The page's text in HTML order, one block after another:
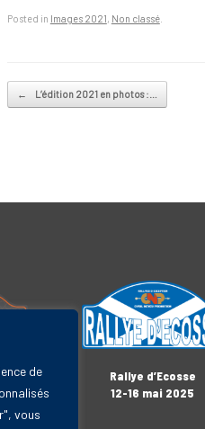
de
vous
Posted in Images 2021, Non classé.
Post navigation
← L’édition 2021 en photos :…
Rallye d’Ecosse
12-16 mai 2025